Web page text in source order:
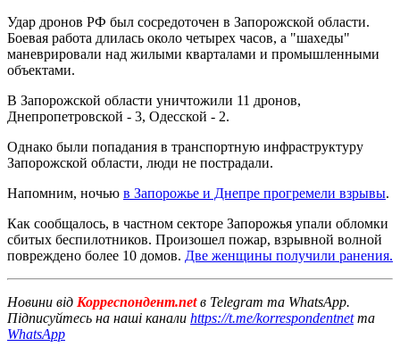
Удар дронов РФ был сосредоточен в Запорожской области.
Боевая работа длилась около четырех часов, а "шахеды"
маневрировали над жилыми кварталами и промышленными
объектами.
В Запорожской области уничтожили 11 дронов,
Днепропетровской - 3, Одесской - 2.
Однако были попадания в транспортную инфраструктуру
Запорожской области, люди не пострадали.
Напомним, ночью в Запорожье и Днепре прогремели взрывы.
Как сообщалось, в частном секторе Запорожья упали обломки
сбитых беспилотников. Произошел пожар, взрывной волной
повреждено более 10 домов. Две женщины получили ранения.
Новини від Корреспондент.netв Telegram та WhatsApp.
Підписуйтесь на наші канали https://t.me/korrespondentnetта
WhatsApp